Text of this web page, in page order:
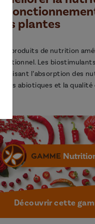
le
des plantes
Nos produits de nutrition
nutritionnel. Les
l’absorption des
stress abiotiques et la
Découvrir cette